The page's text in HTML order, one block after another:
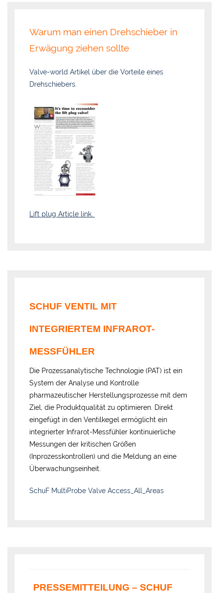
Warum man einen Drehschieber in
Erwägung ziehen sollte
Valve-world Artikel über die Vorteile eines
Drehschiebers.
Lift plug Article link
SCHUF VENTIL MIT
INTEGRIERTEM INFRAROT-
MESSFÜHLER
Die Prozessanalytische Technologie (PAT) ist ein
System der Analyse und Kontrolle
pharmazeutischer Herstellungsprozesse mit dem
Ziel, die Produktqualität zu optimieren. Direkt
eingefügt in den Ventilkegel ermöglicht ein
integrierter Infrarot-Messfühler kontinuierliche
Messungen der kritischen Größen
(Inprozesskontrollen) und die Meldung an eine
Überwachungseinheit.
SchuF MultiProbe Valve Access_All_Areas
PRESSEMITTEILUNG – SCHUF